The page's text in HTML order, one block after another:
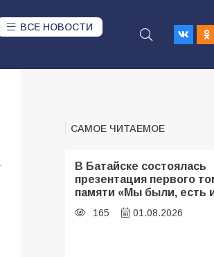
ВСЕ НОВОСТИ
САМОЕ ЧИТАЕМОЕ
В Батайске состоялась
презентация первого
памяти «Мы были, есть
165 01.08.2026